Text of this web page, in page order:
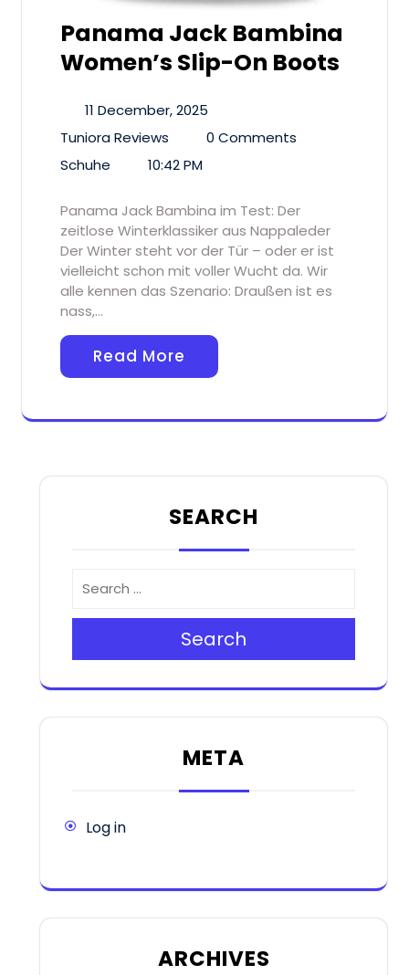
Panama Jack Bambina
Women’s Slip-On Boots
11 December, 2025
Tuniora Reviews
0 Comments
Schuhe
10:42 PM
Panama Jack Bambina im Test: Der
zeitlose Winterklassiker aus Nappaleder
Der Winter steht vor der Tür – oder er ist
vielleicht schon mit voller Wucht da. Wir
alle kennen das Szenario: Draußen ist es
nass,…
Read More
SEARCH
Search
META
Log in
ARCHIVES